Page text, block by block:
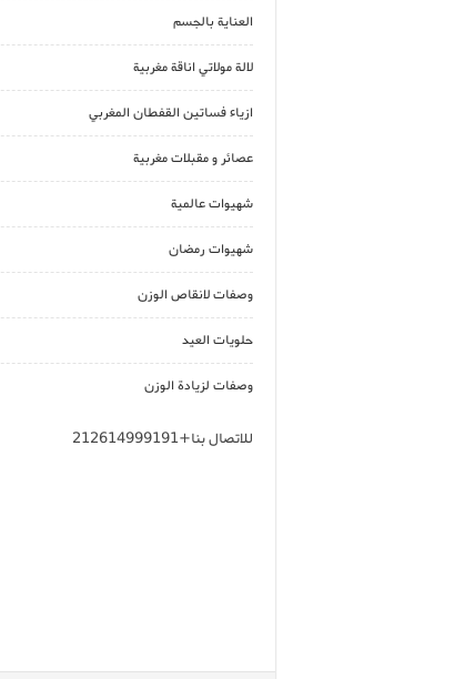
العناية بالجسم
لالة مولاتي اناقة مغربية
ازياء فساتين القفطان المغربي
عصائر و مقبلات مغربية
شهيوات عالمية
شهيوات رمضان
وصفات لانقاص الوزن
حلويات العيد
وصفات لزيادة الوزن
للاتصال بنا+212614999191